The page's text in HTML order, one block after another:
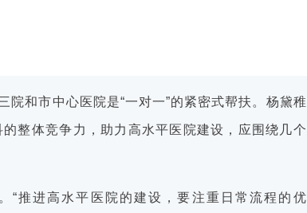
院和市中心医院是“一对一”的紧密式帮扶。杨黛稚
整体竞争力，助力高水平医院建设，应围绕几个
“推进高水平医院的建设，要注重日常流程的优